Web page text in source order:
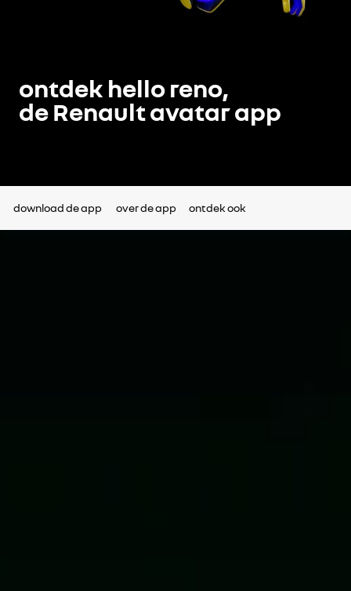
ontdek hello reno,
de Renault avatar app
download de app over de app ontdek ook